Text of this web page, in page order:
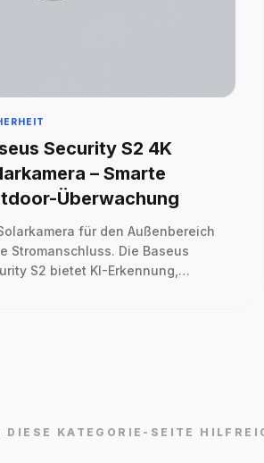
Security S2 4K
– Smarte
Überwachung
für den Außenbereich
Stromanschluss. Die Baseus
S2 bietet KI-Erkennung,
DIESE KATEGORIE-SEITE